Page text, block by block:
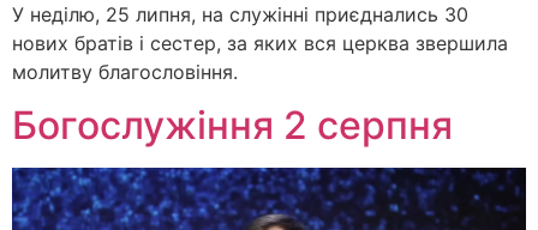
У неділю, 25 липня, на служінні приєднались 30
нових братів і сестер, за яких вся церква звершила
молитву благословіння.
Богослужіння 2 серпня